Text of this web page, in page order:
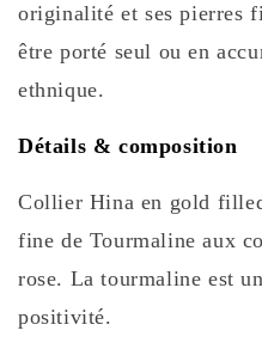
originalité et ses pierres
être porté seul ou en
ethnique.
Détails & composition
Collier Hina en gold
fine de Tourmaline aux
rose. La tourmaline est
positivité.